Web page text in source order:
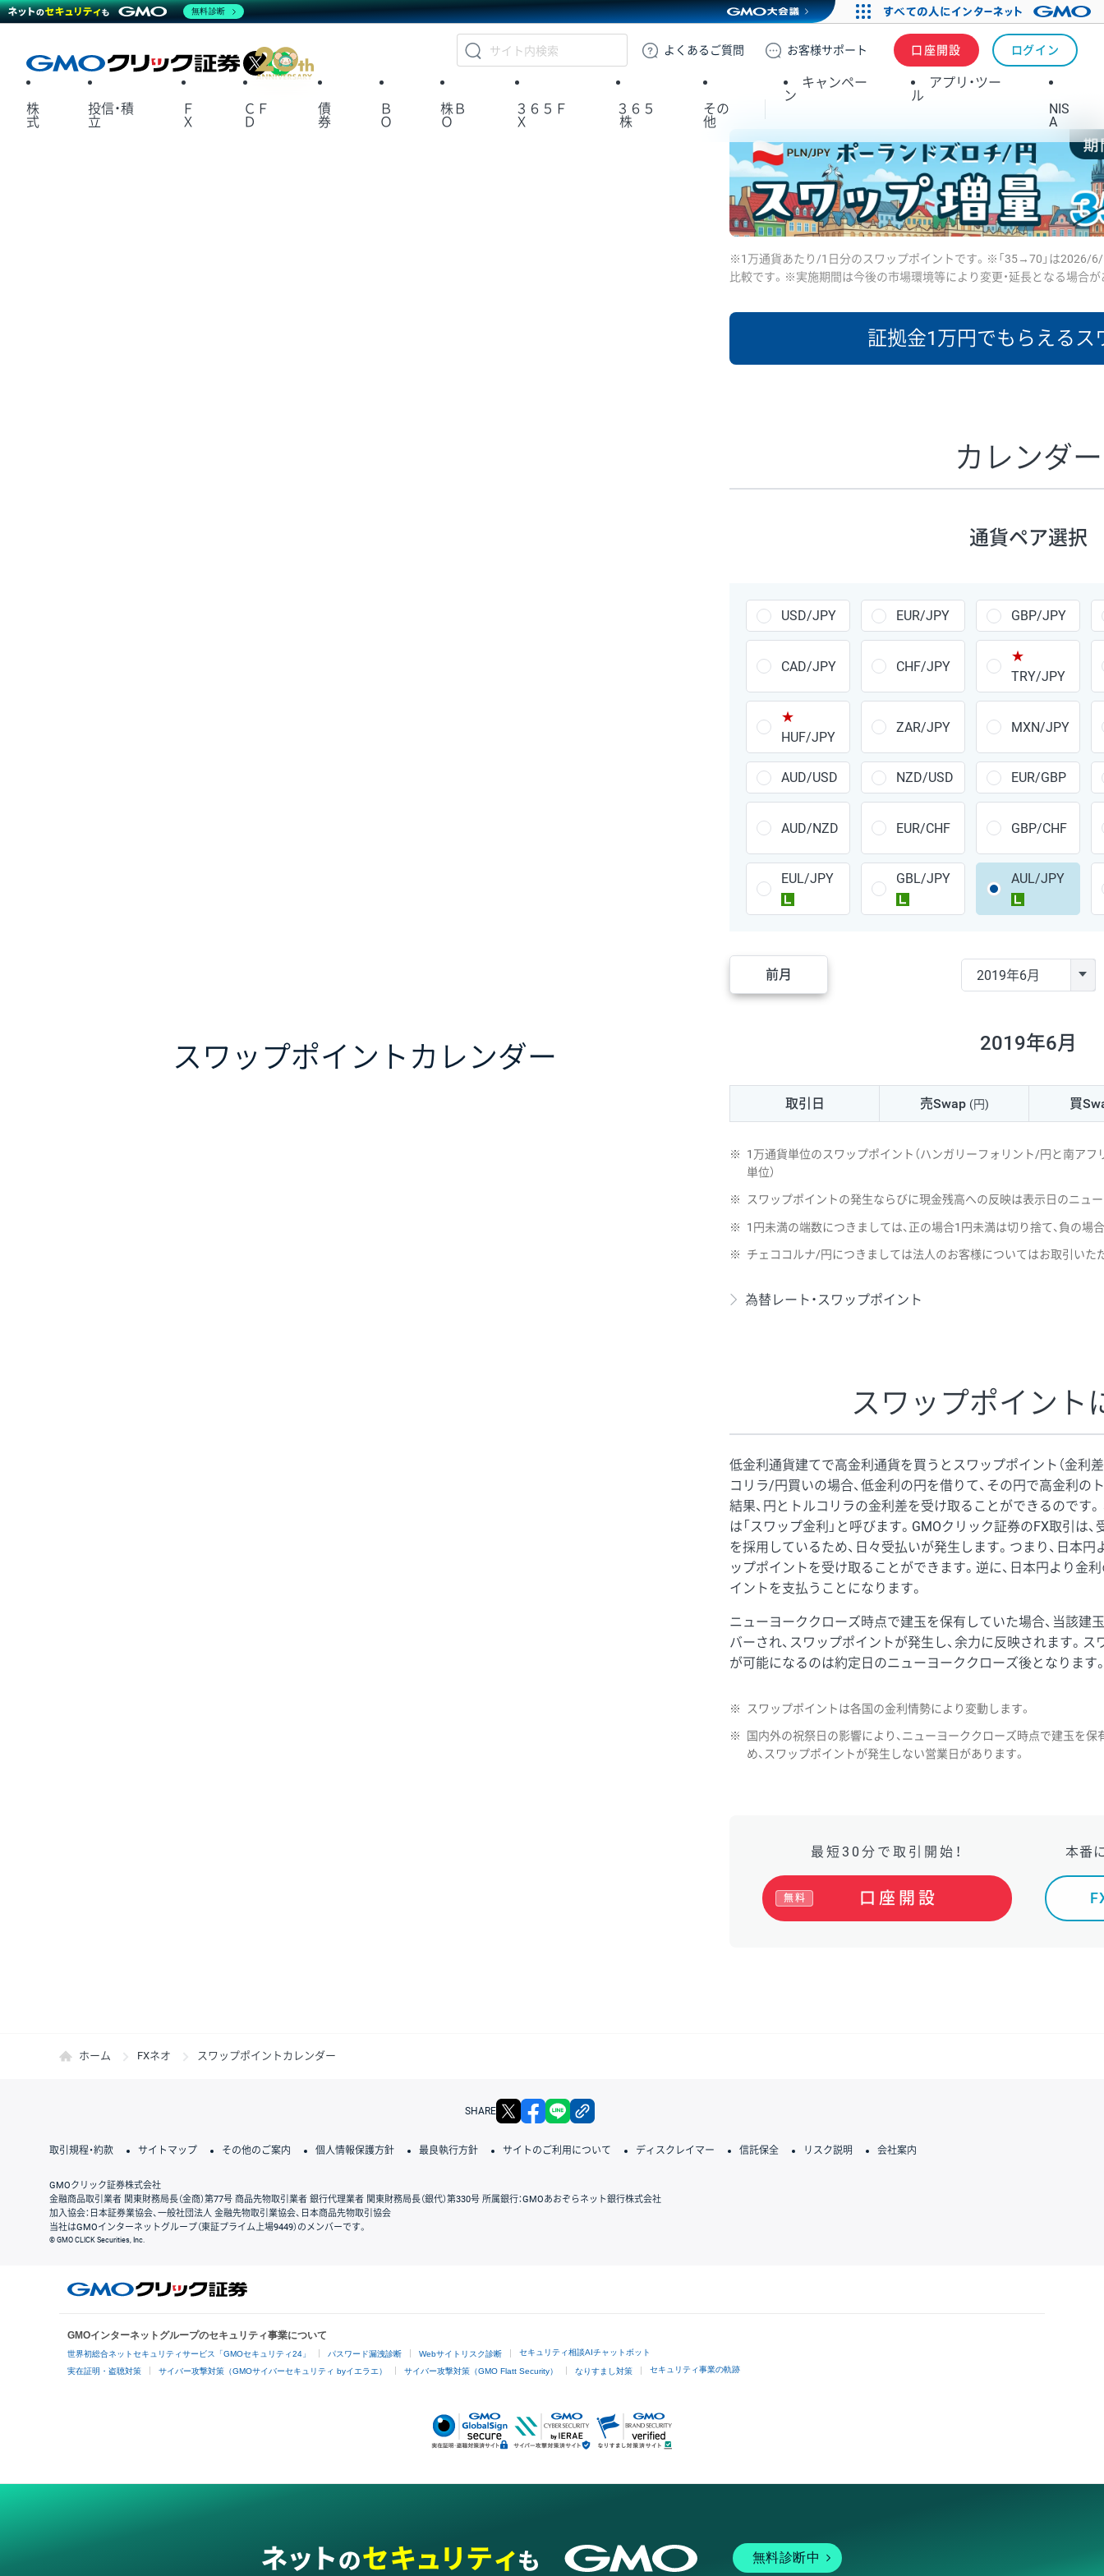
GMOクリック証券
よくある ご質問 お客様サポート 口座開設 ログイン
X
株
式
投信・積
立
Ｆ
Ｘ
ＣＦ
Ｄ
債
券
Ｂ
Ｏ
株Ｂ
Ｏ
３６５Ｆ
Ｘ
３６５
株
その
他
キャンペー
ン
アプリ・ツー
ル
NIS
A
スワップポイント カレンダー
※1万通貨あたり/1日分のスワップポイントです。※「35→70」は2026/6/
比較です。※実施期間は今後の市場環境等により変更・延長となる場合が
証拠金1万円でもらえるス
あたりの
ポイント
GBP/JPY 170円
AUD/JPY 106円
NZD/JPY 28円
CAD/JPY 38円
CHF/JPY 34円
PLN/JPY 35円
HUF/JPY 16円
ZAR/JPY 130円
MXN/JPY 140円
AUD/USD
EUR/AUD 103円
160円
※ハンガリーフォリント/円と南アフリカランド/円とメキシコペソ/
カレンダー
通貨ペア選択
USD/JPY EUR/JPY GBP/JPY
CAD/JPY CHF/JPY
★
TRY/JPY
★
HUF/JPY
ZAR/JPY MXN/JPY
AUD/USD NZD/USD EUR/GBP
AUD/NZD EUR/CHF GBP/CHF
EUL/JPY
GBL/JPY
AUL/JPY
前月
2019年6月
取引日 売Swap (円) 買
※
1万通貨単位のスワップポイント（ハンガリーフォリント/円と南ア
単位）
※ スワップポイントの発生ならびに現金残高への反映は表示日のニュ
※ 1円未満の端数につきましては、正の場合1円未満は切り捨て、負の場
※ チェココルナ/円につきましては法人のお客様についてはお取引いた
為替レート・スワップポイント
スワップポイント
低金利通貨建てで高金利通貨を買うとスワップポイント（金利
コリラ/円買いの場合、低金利の円を借りて、その円で高金利の
結果、円とトルコリラの金利差を受け取ることができるのです
は「スワップ金利」と呼びます。GMOクリック証券のFX取引は
を採用しているため、日々受払いが発生します。つまり、日本
ップポイントを受け取ることができます。逆に、日本円より金
イントを支払うことになります。
ニューヨーククローズ時点で建玉を保有していた場合、当該建
バーされ、スワップポイントが発生し、余力に反映されます。
が可能になるのは約定日のニューヨーククローズ後となります
※ スワップポイントは各国の金利情勢により変動します。
※
国内外の祝祭日の影響により、ニューヨーククローズ時点で建玉を
め、スワップポイントが発生しない営業日があります。
最短30分で取引開始！
口座開設
無料
本番
ホーム FXネオ スワップポイントカレンダー
SHARE X facebook
取引規程・約款 サイトマップ その他のご案内 個人情報保護方針 最良執行方針 サイトのご利用について ディスクレイマー 信託保全 リスク説明 会社案内
GMOクリック証券株式会社
金融商品取引業者 関東財務局長（金商）第77号 商品先物取引業者 銀行代理業者 関東財務局長（銀代）第330号 所属銀行：GMOあおぞらネット銀行株式会社
加入協会：日本証券業協会、一般社団法人 金融先物取引業協会、日本商品先物取引協会
当社はGMOインターネットグループ（東証プライム上場9449）のメンバーです。
© GMO CLICK Securities, Inc.
GMOインターネットグループのセキュリティ事業について
世界初総合ネットセキュリティサービス「GMOセキュリティ24」 パスワード漏洩診断 Webサイトリスク診断 セキュリティ相談AIチャットボット
実在証明・盗聴対策 サイバー攻撃対策（GMOサイバーセキュリティ byイエラエ） サイバー攻撃対策（GMO Flatt Security） なりすまし対策 セキュリティ事業の軌跡
無料診断中
無料診断